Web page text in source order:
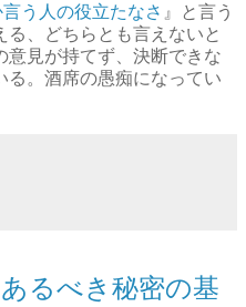
う人の役立たなさ 』と言う
、どちらとも言えないと
意見が持てず、決断できな
る。酒席の愚痴になってい
るべき秘密の基